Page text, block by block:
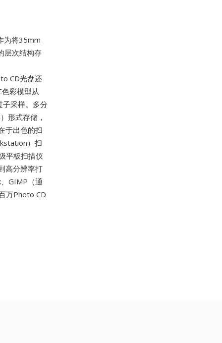
为将35mm
层次结构存
CD光盘还
彩模型从
子采样。多分
形式存储，
于出色的扫
）扫
平板扫描仪
高分辨率打
GIMP（通
万Photo CD